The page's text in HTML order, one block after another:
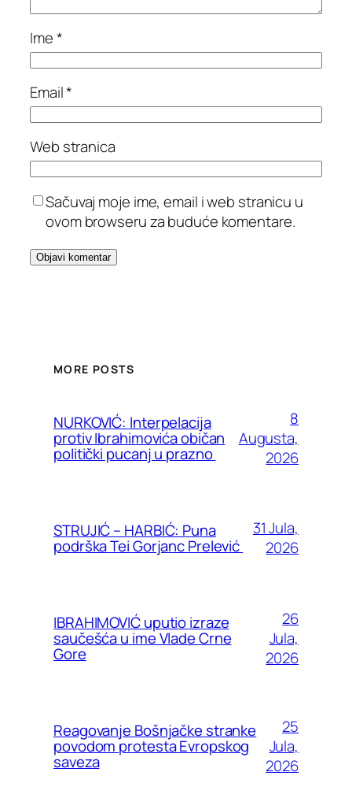
Ime*
Email*
Web stranica
Sačuvaj moje ime, email i web stranicu u
ovom browseru za buduće komentare.
MORE POSTS
NURKOVIĆ: Interpelacija
protiv Ibrahimovića običan
politički pucanj u prazno
8
Augusta,
2026
STRUJIĆ – HARBIĆ: Puna
podrška Tei Gorjanc Prelević
31 Jula,
2026
IBRAHIMOVIĆ uputio izraze
saučešća u ime Vlade Crne
Gore
26
Jula,
2026
Reagovanje Bošnjačke stranke
povodom protesta Evropskog
saveza
25
Jula,
2026